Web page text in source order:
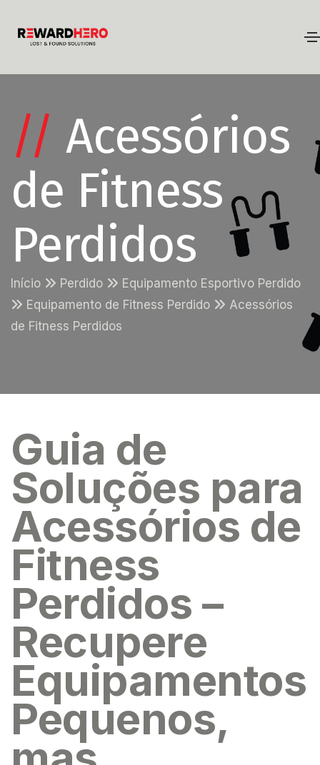
// Acessórios
de Fitness
Perdidos
Início Perdido
Equipamento Esportivo Perdido
Equipamento de Fitness Perdido
Acessórios
de Fitness Perdidos
Guia de
Soluções para
Acessórios de
Fitness
Perdidos –
Recupere
Equipamentos
Pequenos,